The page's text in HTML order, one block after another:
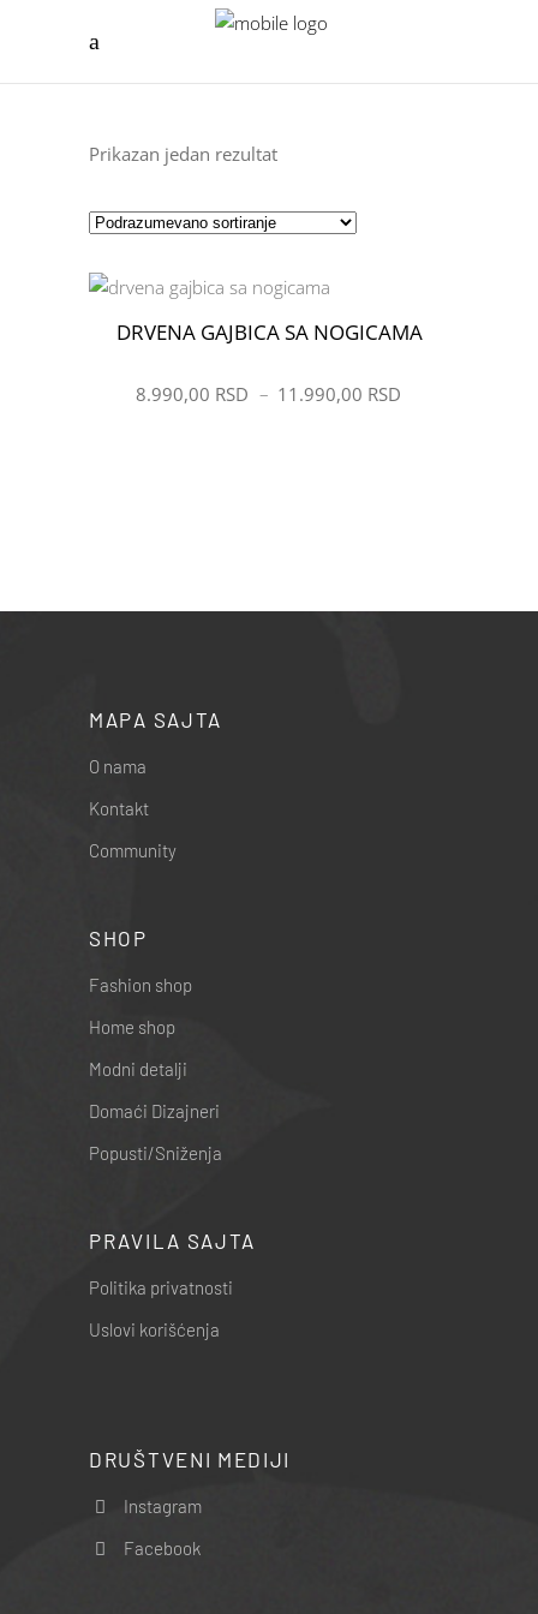
Prikazan jedan rezultat
ŽELIM
DRVENA GAJBICA SA NOGICAMA
8.990,00 RSD – 11.990,00 RSD
MAPA SAJTA
O nama
Kontakt
Community
SHOP
Fashion shop
Home shop
Modni detalji
Domaći Dizajneri
Popusti/Sniženja
PRAVILA SAJTA
Politika privatnosti
Uslovi korišćenja
DRUŠTVENI MEDIJI
Instagram
Facebook